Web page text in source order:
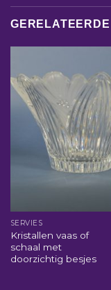
SERVIES
Kristallen vaas of
schaal met
doorzichtig besjes